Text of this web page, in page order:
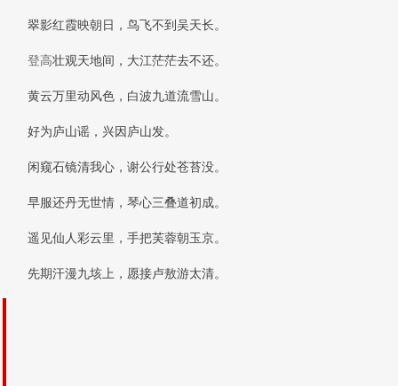
翠影红霞映朝日，鸟飞不到吴天长。
登高壮观天地间，大江茫茫去不还。
黄云万里动风色，白波九道流雪山。
好为庐山谣，兴因庐山发。
闲窥石镜清我心，谢公行处苍苔没。
早服还丹无世情，琴心三叠道初成。
遥见仙人彩云里，手把芙蓉朝玉京。
先期汗漫九垓上，愿接卢敖游太清。